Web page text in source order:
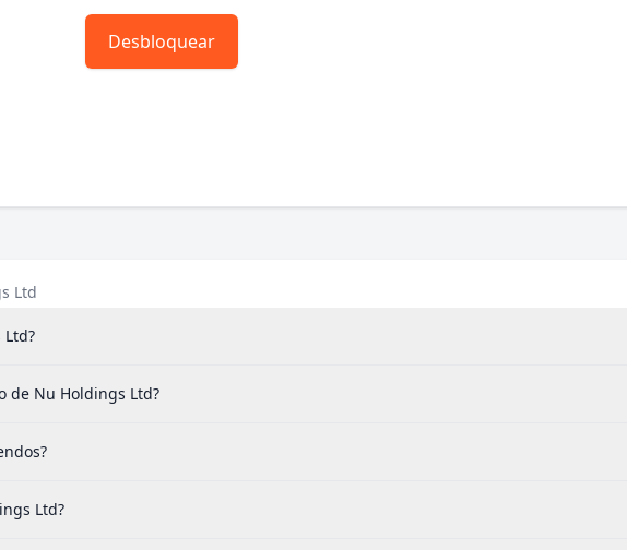
Desbloquear
Ltd
de Nu Holdings Ltd?
Ltd?